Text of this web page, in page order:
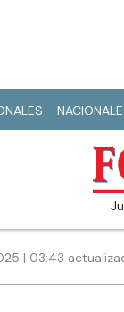
| 03:43